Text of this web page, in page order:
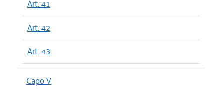
Art. 41
Art. 42
Art. 43
Capo V